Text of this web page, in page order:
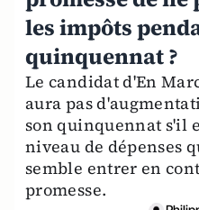
les impôts
quinquennat ?
Le candidat d'En
aura pas
son quinquennat s'il
niveau de dépenses
semble entrer en
promesse.